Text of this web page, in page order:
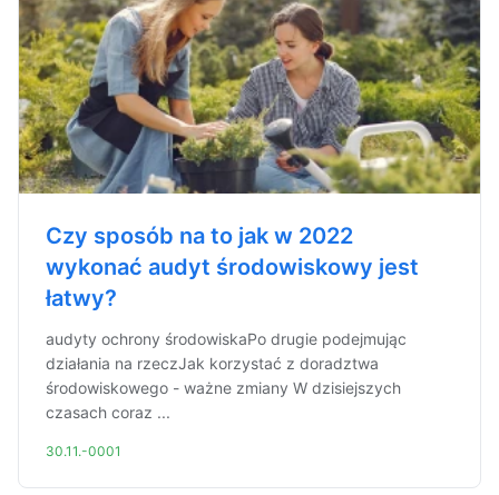
Czy sposób na to jak w 2022
wykonać audyt środowiskowy jest
łatwy?
audyty ochrony środowiskaPo drugie podejmując
działania na rzeczJak korzystać z doradztwa
środowiskowego - ważne zmiany W dzisiejszych
czasach coraz ...
30.11.-0001